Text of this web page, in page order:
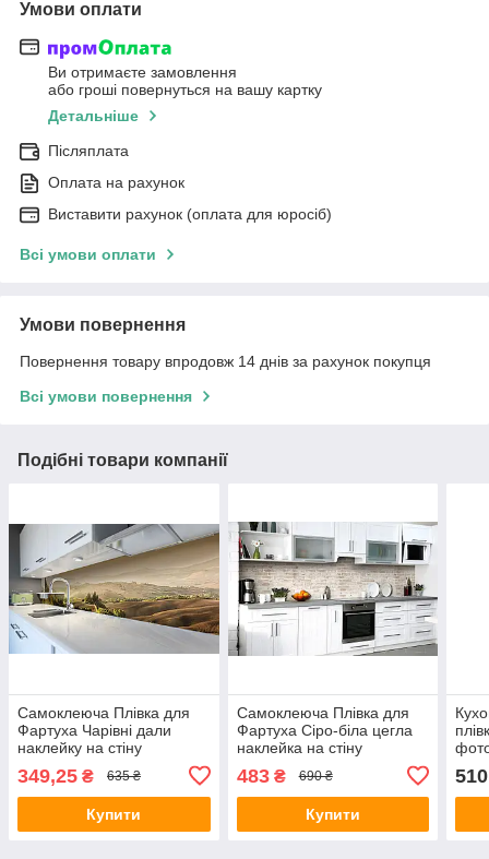
Умови оплати
Ви отримаєте замовлення
або гроші повернуться на вашу картку
Детальніше
Післяплата
Оплата на рахунок
Виставити рахунок (оплата для юросіб)
Всі умови оплати
Умови повернення
Повернення товару впродовж 14 днів за рахунок покупця
Всі умови повернення
Подібні товари компанії
Самоклеюча Плівка для
Фартуха Чарівні дали
наклейку на стіну
349,25 ₴ 635 ₴
Купити
Самоклеюча Плівка для
Фартуха Сіро-біла цегла
наклейка на стіну
483₴ 690 ₴
Купити
мм
510